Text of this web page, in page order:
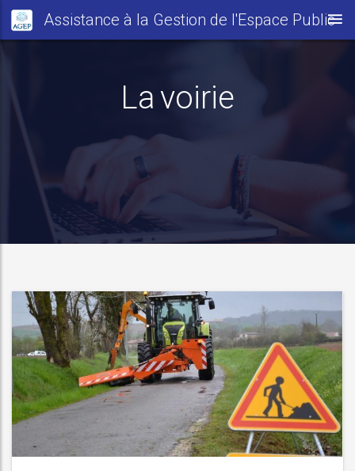
Assistance à la Gestion de l'Espace Public
La voirie